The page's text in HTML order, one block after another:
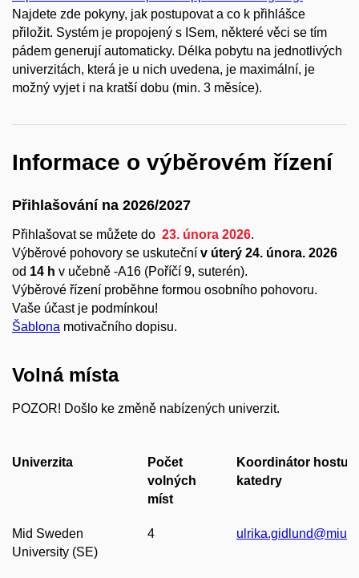
Najdete zde pokyny, jak postupovat a co k přihlášce
přiložit. Systém je propojený s ISem, některé věci se tím
pádem generují automaticky. Délka pobytu na jednotlivých
univerzitách, která je u nich uvedena, je maximální, je
možný vyjet i na kratší dobu (min. 3 měsíce).
Informace o výběrovém řízení
Přihlašování na 2026/2027
Přihlašovat se můžete do 23. února 2026.
Výběrové pohovory se uskuteční v úterý 24. února. 2026
od 14 h v učebně -A16 (Poříčí 9, suterén).
Výběrové řízení proběhne formou osobního pohovoru.
Vaše účast je podmínkou!
Šablona motivačního dopisu.
Volná místa
POZOR! Došlo ke změně nabízených univerzit.
Univerzita
Počet
volných
míst
Koordinátor
katedry
Mid Sweden
University (SE)
4